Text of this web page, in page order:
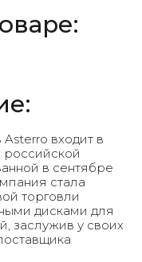
входит в
в сентябре
стала
торговли
дисками для
заслужив у своих